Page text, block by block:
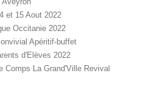
et 15 Aout 2022
Occitanie 2022
Apéritif-buffet
d'Elèves 2022
Comps La Grand'Ville Revival